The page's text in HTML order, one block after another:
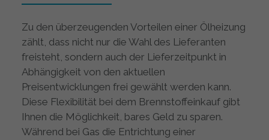
Zu den überzeugenden Vorteilen einer Ölheizung
zählt, dass nicht nur die Wahl des Lieferanten
freisteht, sondern auch der Lieferzeitpunkt in
Abhängigkeit von den aktuellen
Preisentwicklungen frei gewählt werden kann.
Diese Flexibilität bei dem Brennstoffeinkauf gibt
Ihnen die Möglichkeit, bares Geld zu sparen.
Während bei Gas die Entrichtung einer